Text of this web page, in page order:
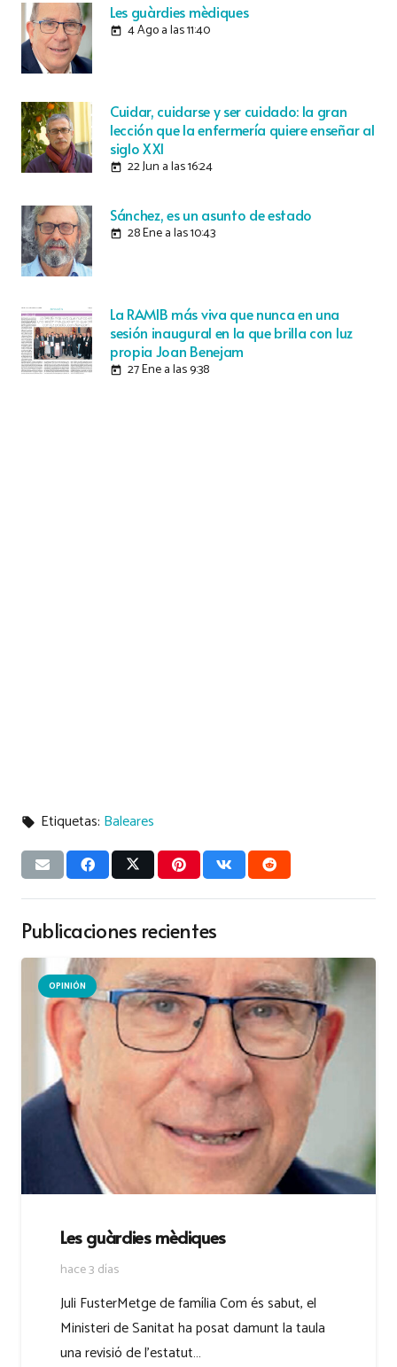
Les guàrdies mèdiques
today 4 Ago a las 11:40
Cuidar, cuidarse y ser cuidado: la gran
lección que la enfermería quiere enseñar al
siglo XXI
today 22 Jun a las 16:24
Sánchez, es un asunto de estado
today 28 Ene a las 10:43
La RAMIB más viva que nunca en una
sesión inaugural en la que brilla con luz
propia Joan Benejam
today 27 Ene a las 9:38
local_offer Etiquetas: Baleares
Publicaciones recientes
OPINIÓN
Les guàrdies mèdiques
hace 3 días
Juli FusterMetge de família Com és sabut, el
Ministeri de Sanitat ha posat damunt la taula
una revisió de l’estatut…